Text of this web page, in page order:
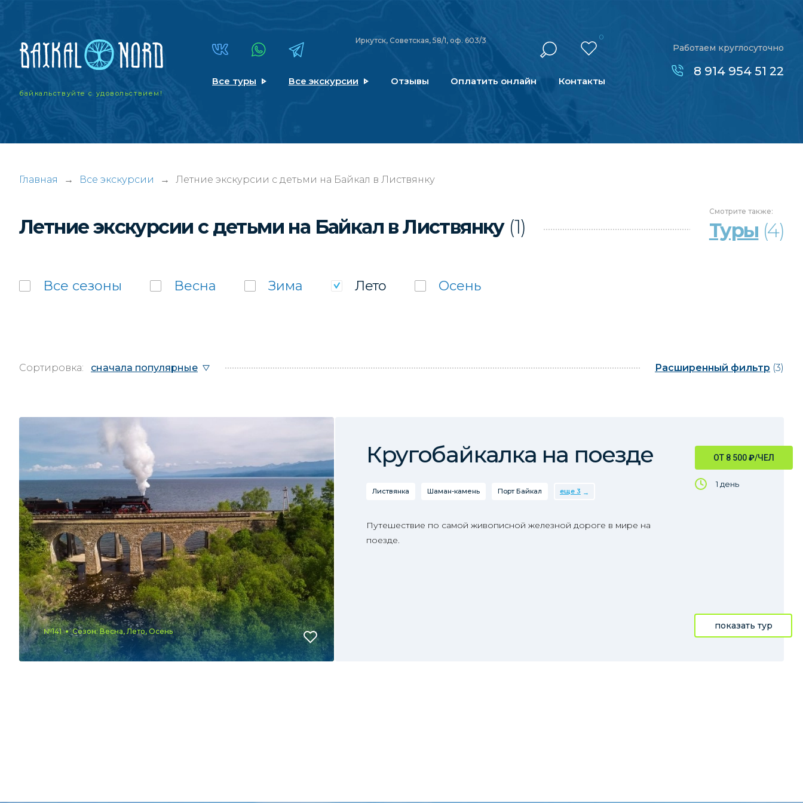
байкальствуйтес удовольствием!
Иркутск, Советская, 58/1, оф. 603/3 0
Все туры Все экскурсии Отзывы Оплатить онлайн Контакты
Работаем круглосуточно
8 914 954 51 22
Главная → Все экскурсии → Летние экскурсии с детьми на Байкал в Листвянку
Летние экскурсии с детьми на Байкал в Листвянку (1)
Смотрите также:
Туры (4)
Все сезоны Весна Зима Лето Осень
Сортировка: сначала популярные Расширенный фильтр (3)
№141 Сезон: Весна, Лето, Осень
ОТ 8 500₽/ЧЕЛ
1 день
Кругобайкалка на поезде
Листвянка Шаман-камень Порт Байкал еще 3
Путешествие по самой живописной железной дороге в мире на
поезде.
показать тур